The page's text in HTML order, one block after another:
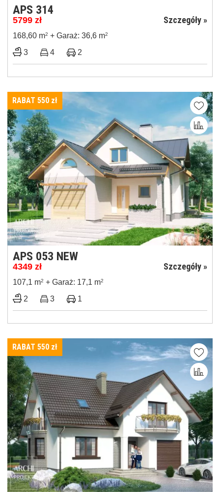
APS 314
5799 zł Szczegóły »
168,60 m2 + Garaż: 36,6 m2
3 4 2
RABAT 550 zł
APS 053 NEW
4349 zł Szczegóły »
107,1 m2 + Garaż: 17,1 m2
2 3 1
RABAT 550 zł